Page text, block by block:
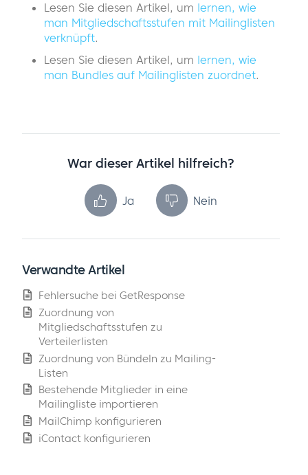
Lesen Sie diesen Artikel, um lernen, wie
man Mitgliedschaftsstufen mit Mailinglisten
verknüpft.
Lesen Sie diesen Artikel, um lernen, wie
man Bundles auf Mailinglisten zuordnet.
War dieser Artikel hilfreich?
Ja Nein
Verwandte Artikel
Fehlersuche bei GetResponse
Zuordnung von
Mitgliedschaftsstufen zu
Verteilerlisten
Zuordnung von Bündeln zu Mailing-
Listen
Bestehende Mitglieder in eine
Mailingliste importieren
MailChimp konfigurieren
iContact konfigurieren